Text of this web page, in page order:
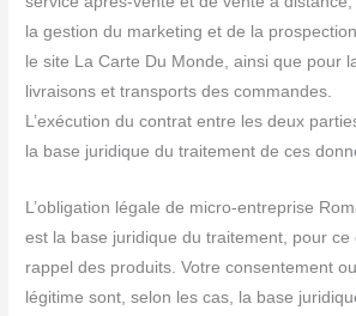
la gestion du marketing et de la
le site La Carte Du Monde, ainsi que pour
livraisons et transports des commandes.
L’exécution du contrat entre les deux
la base juridique du traitement de ces
L’obligation légale de micro-entreprise
est la base juridique du traitement, pour ce
rappel des produits. Votre consentement
légitime sont, selon les cas, la base